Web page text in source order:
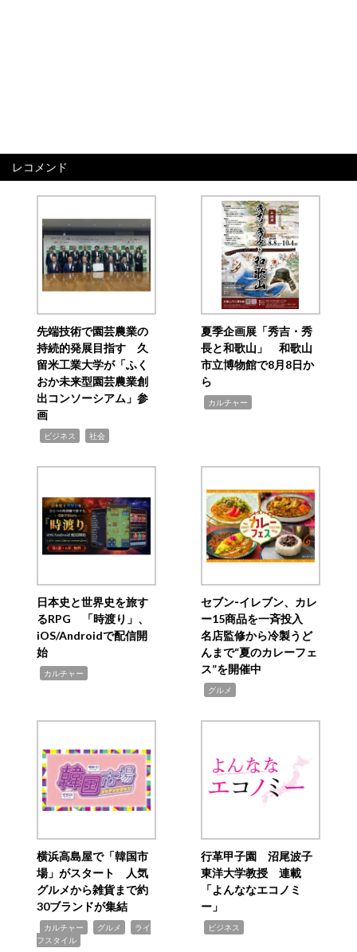
レコメンド
先端技術で園芸農業の
持続的発展目指す 久
留米工業大学が「ふく
おか未来型園芸農業創
出コンソーシアム」参
画
ビジネス 社会
夏季企画展「秀吉・秀
長と和歌山」 和歌山
市立博物館で8月8日か
ら
カルチャー
日本史と世界史を旅す
るRPG 「時渡り」、
iOS/Androidで配信開
始
カルチャー
セブン‐イレブン、カレ
ー15商品を一斉投入
名店監修から冷製うど
んまで“夏のカレーフェ
ス”を開催中
グルメ
横浜高島屋で「韓国市
場」がスタート 人気
グルメから雑貨まで約
30ブランドが集結
カルチャー グルメ
ライ
フスタイル
行革甲子園 沼尾波子
東洋大学教授 連載
「よんななエコノミ
ー」
ビジネス